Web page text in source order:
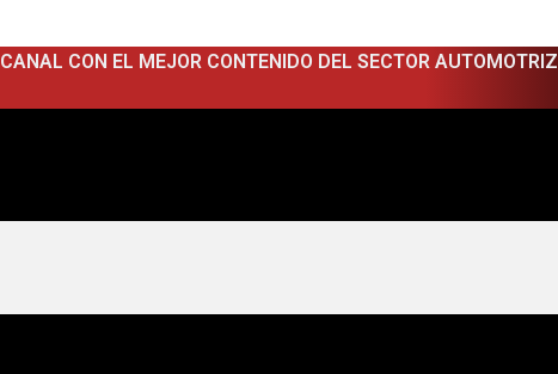
CON EL MEJOR CONTENIDO DEL SECTOR AUTOMOTRIZ